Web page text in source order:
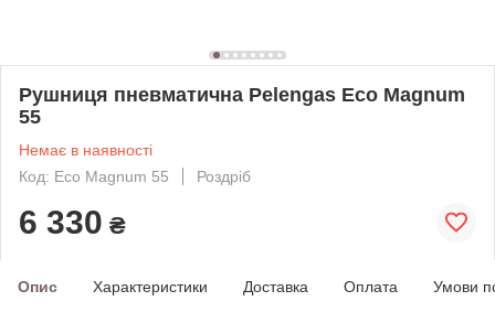
Рушниця пневматична Pelengas Eco Magnum
55
Немає в наявності
Код: Eco Magnum 55
Роздріб
6 330 ₴
Опис Характеристики Доставка Оплата Умови